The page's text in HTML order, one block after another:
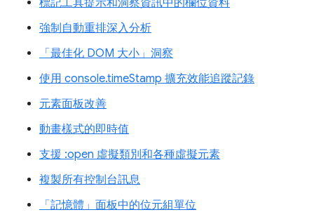
標記工具提示和洞察資訊中的欄位資料
強制自動重排深入分析
「最佳化 DOM 大小」洞察
使用 console.timeStamp 擴充效能追蹤記錄
元素面板改善
動畫樣式的即時值
支援 :open 虛擬類別和各種虛擬元素
複製所有控制台訊息
「記憶體」面板中的位元組單位